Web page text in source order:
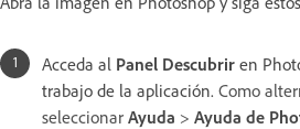
Acceda al Panel Descubrir en
trabajo de la aplicación. Como
seleccionar Ayuda > Ayuda de